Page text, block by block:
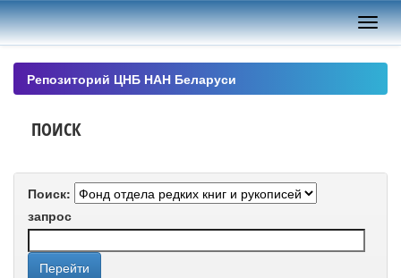
Skip
navigation
Репозиторий ЦНБ НАН Беларуси
ПОИСК
Поиск:
запрос